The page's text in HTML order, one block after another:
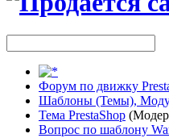
Форум по движку
Шаблоны (Темы),
Тема PrestaShop
Вопрос по шаблону